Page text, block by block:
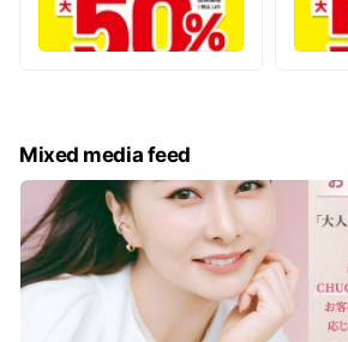
Mixed media feed